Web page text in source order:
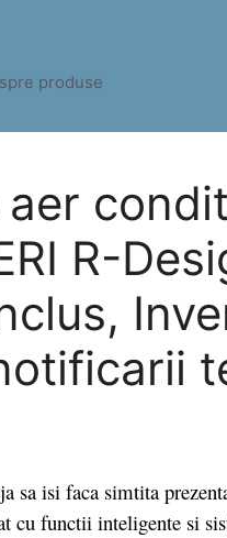
produse
R-
isi faca simtita
cu functii inteligente si